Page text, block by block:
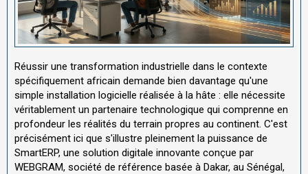
Réussir une transformation industrielle dans le contexte
spécifiquement africain demande bien davantage qu'une
simple installation logicielle réalisée à la hâte : elle nécessite
véritablement un partenaire technologique qui comprenne en
profondeur les réalités du terrain propres au continent. C'est
précisément ici que s'illustre pleinement la puissance de
SmartERP, une solution digitale innovante conçue par
WEBGRAM, société de référence basée à Dakar, au Sénégal,